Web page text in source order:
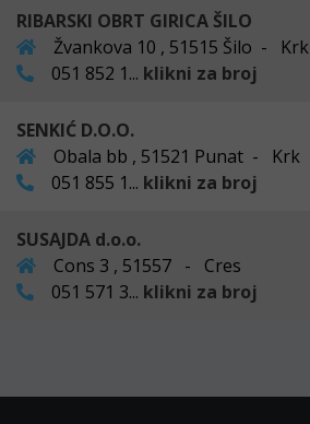
RIBARSKI OBRT GIRICA ŠILO
Žvankova 10 , 51515 Šilo - Krk
051 852 1... klikni za broj
SENKIĆ D.O.O.
Obala bb , 51521 Punat - Krk
051 855 1... klikni za broj
SUSAJDA d.o.o.
Cons 3 , 51557 - Cres
051 571 3... klikni za broj